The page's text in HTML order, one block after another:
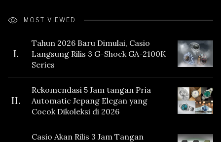
MOST VIEWED
I.
Tahun 2026 Baru Dimulai, Casio
Langsung Rilis 3 G-Shock GA-2100K
Series
II.
Rekomendasi 5 Jam tangan Pria
Automatic Jepang Elegan yang
Cocok Dikoleksi di 2026
Casio Akan Rilis 3 Jam Tangan